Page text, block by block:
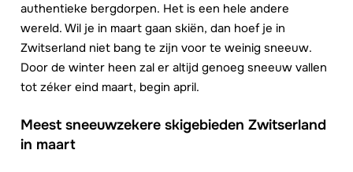
authentieke bergdorpen. Het is een hele andere
wereld. Wil je in maart gaan skiën, dan hoef je in
Zwitserland niet bang te zijn voor te weinig sneeuw.
Door de winter heen zal er altijd genoeg sneeuw vallen
tot zéker eind maart, begin april.
Meest sneeuwzekere skigebieden Zwitserland
in maart